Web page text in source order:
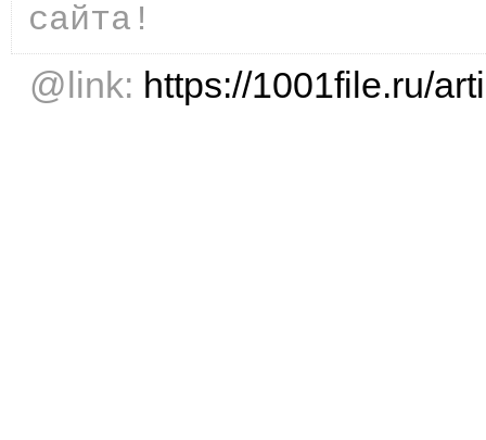
сайта!
@link: https://1001file.ru/